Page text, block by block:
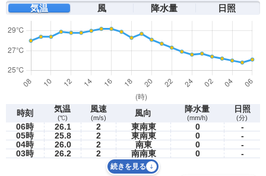
気温 風 降水量 日照
時刻 気温
(℃)
風速
(m/s) 風向 降水量
(mm/h)
日照
(分)
06時 26.1 2 東南東 0
-
05時
25.8 2 東南東 0
-
04時
26.0 2 南東 0
-
03時
26.2 2 南南東 0 -
続きを見る